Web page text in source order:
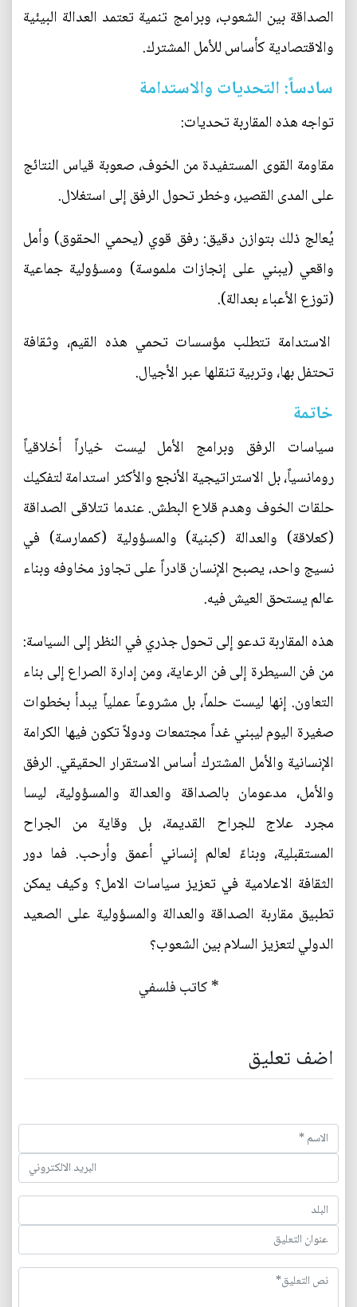
الصداقة بين الشعوب، وبرامج تنمية تعتمد العدالة البيئية
والاقتصادية كأساس للأمل المشترك.
سادساً: التحديات والاستدامة
تواجه هذه المقاربة تحديات:
مقاومة القوى المستفيدة من الخوف، صعوبة قياس النتائج
على المدى القصير، وخطر تحول الرفق إلى استغلال.
يُعالج ذلك بتوازن دقيق: رفق قوي (يحمي الحقوق) وأمل
واقعي (يبني على إنجازات ملموسة) ومسؤولية جماعية
(توزع الأعباء بعدالة).
الاستدامة تتطلب مؤسسات تحمي هذه القيم، وثقافة
تحتفل بها، وتربية تنقلها عبر الأجيال.
خاتمة
سياسات الرفق وبرامج الأمل ليست خياراً أخلاقياً
رومانسياً، بل الاستراتيجية الأنجع والأكثر استدامة لتفكيك
حلقات الخوف وهدم قلاع البطش. عندما تتلاقى الصداقة
(كعلاقة) والعدالة (كبنية) والمسؤولية (كممارسة) في
نسيج واحد، يصبح الإنسان قادراً على تجاوز مخاوفه وبناء
عالم يستحق العيش فيه.
هذه المقاربة تدعو إلى تحول جذري في النظر إلى السياسة:
من فن السيطرة إلى فن الرعاية، ومن إدارة الصراع إلى بناء
التعاون. إنها ليست حلماً، بل مشروعاً عملياً يبدأ بخطوات
صغيرة اليوم ليبني غداً مجتمعات ودولاً تكون فيها الكرامة
الإنسانية والأمل المشترك أساس الاستقرار الحقيقي. الرفق
والأمل، مدعومان بالصداقة والعدالة والمسؤولية، ليسا
مجرد علاج للجراح القديمة، بل وقاية من الجراح
المستقبلية، وبناءً لعالم إنساني أعمق وأرحب. فما دور
الثقافة الاعلامية في تعزيز سياسات الامل؟ وكيف يمكن
تطبيق مقاربة الصداقة والعدالة والمسؤولية على الصعيد
الدولي لتعزيز السلام بين الشعوب؟
* كاتب فلسفي
اضف تعليق